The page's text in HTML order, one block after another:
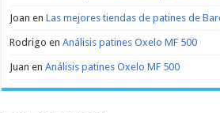
Joan enLas mejores tiendas de patines de
Rodrigo enAnálisis patines Oxelo MF 500
Juan enAnálisis patines Oxelo MF 500